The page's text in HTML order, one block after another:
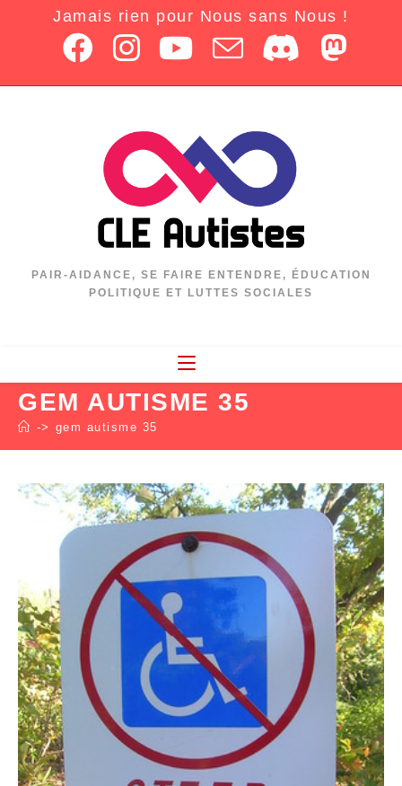
Jamais rien pour Nous sans Nous !
PAIR-AIDANCE, SE FAIRE ENTENDRE, ÉDUCATION
POLITIQUE ET LUTTES SOCIALES
GEM AUTISME 35
-> gem autisme 35